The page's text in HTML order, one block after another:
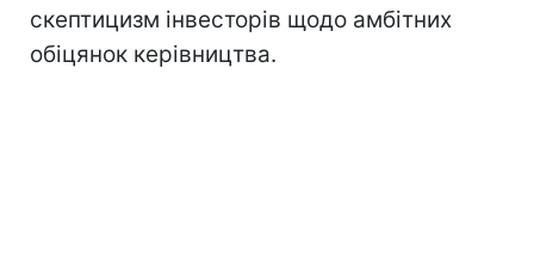
скептицизм інвесторів щодо амбітних
обіцянок керівництва.